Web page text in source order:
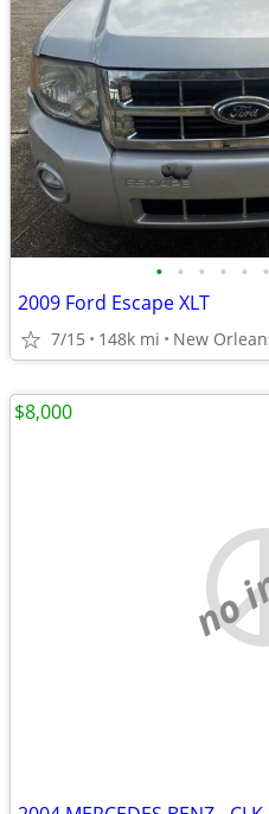
• • • • • •
2009 Ford Escape XLT
7/15 148k mi New
no
$8,000